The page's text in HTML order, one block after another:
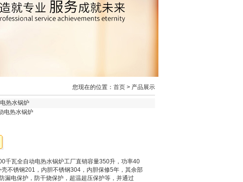
您现在的位置： 首页 > 产品展示
热水锅炉
电热水锅炉
千瓦全自动电热水锅炉工厂直销容量350升，功率40
不锈钢201，内胆不锈钢304，内胆保修5年，其余部
漏电保护，防干烧保护，超温超压保护等，并通过